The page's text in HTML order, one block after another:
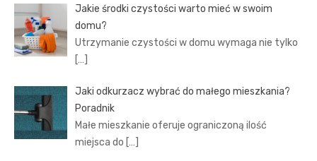
Jakie środki czystości warto mieć w swoim
domu?
Utrzymanie czystości w domu wymaga nie tylko
[…]
Jaki odkurzacz wybrać do małego mieszkania?
Poradnik
Małe mieszkanie oferuje ograniczoną ilość
miejsca do […]